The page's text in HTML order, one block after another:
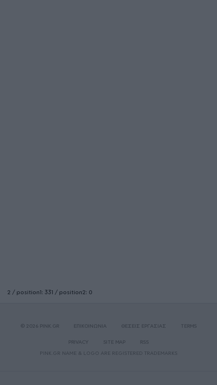
2 / position1: 331 / position2: 0
© 2026 PINK.GR ΕΠΙΚΟΙΝΩΝΙΑ ΘΕΣΕΙΣ ΕΡΓΑΣΙΑΣ TERMS
PRIVACY SITE MAP
RSS
PINK.GR NAME & LOGO ARE REGISTERED TRADEMARKS